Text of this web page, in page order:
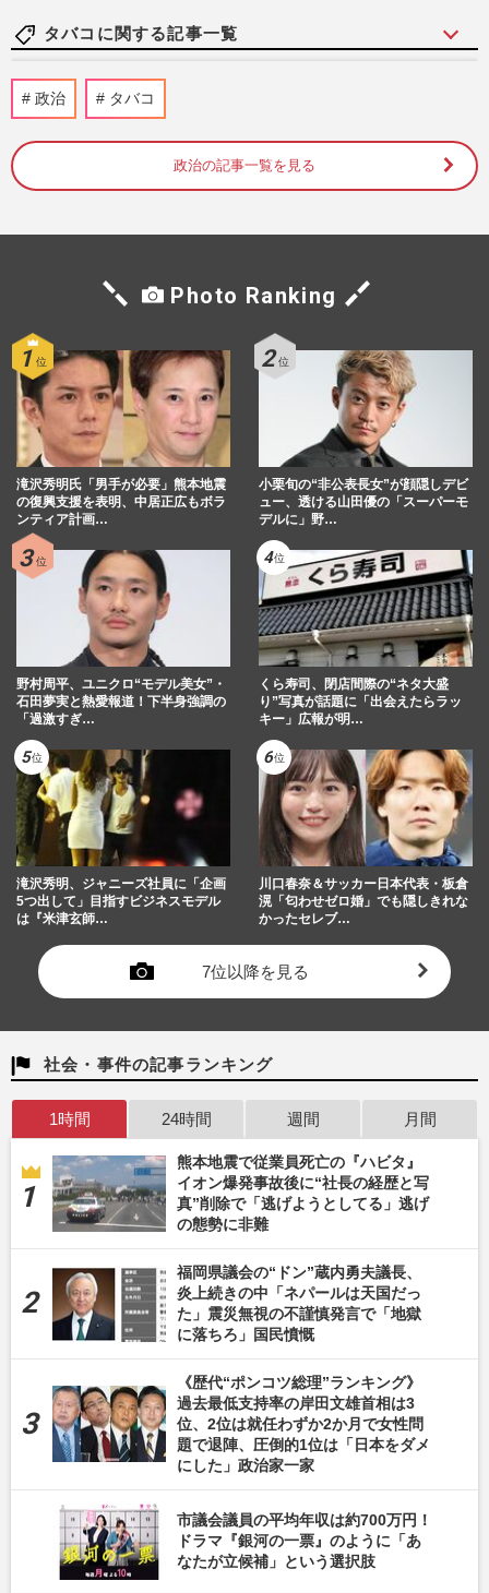
タバコに関する記事一覧
煙者による多額の税金支出を訴えるも、タ
週刊女性PRIME 8時間前
こ”逮捕から半年で野球再開！『宮崎灼熱
週刊女性PRIME
広島カープ・矢野雅哉と前川誠太に家宅捜
索、羽月隆太郎の証言「ゾンビたばこ購入
の６人」残る１人は同ポジ…
週刊女性PRIME
青森山田高校サッカー部員の飲酒・喫煙を
「校則違反」とした校長、反省を活かせな
かった「４年前の飲酒騒動…
週刊女性PRIME 2026/7/22
マツダスタジアムから「カープ女子」も消
えた…深谷ファン離れの背景に成績不振と
スター不在、ゾンビたばこ…
週刊女性PRIME 2026/7/16
政治 タバコ
政治の記事一覧を見る
Photo Ranking
滝沢秀明氏「男手が必要」熊本地震
の復興支援を表明、中居正広もボラ
ンティア計画…
小栗旬の“非公表長女”が顔隠しデビ
ュー、透ける山田優の「スーパーモ
デルに」野…
野村周平、ユニクロ“モデル美女”・
石田夢実と熱愛報道！下半身強調の
「過激すぎ…
くら寿司、閉店間際の“ネタ大盛
り”写真が話題に「出会えたらラッ
キー」広報が明…
滝沢秀明、ジャニーズ社員に「企画
5つ出して」目指すビジネスモデル
は『米津玄師…
川口春奈＆サッカー日本代表・板倉
滉「匂わせゼロ婚」でも隠しきれな
かったセレブ…
7位以降を見る
社会・事件の記事ランキング
1時間 24時間 週間 月間
熊本地震で従業員死亡の『ハビタ』
イオン爆発事故後に“社長の経歴と写
真”削除で「逃げようとしてる」逃げ
の態勢に非難
福岡県議会の“ドン”蔵内勇夫議長、
炎上続きの中「ネパールは天国だっ
た」震災無視の不謹慎発言で「地獄
に落ちろ」国民憤慨
《歴代“ポンコツ総理”ランキング》
過去最低支持率の岸田文雄首相は3
位、2位は就任わずか2か月で女性問
題で退陣、圧倒的1位は「日本をダメ
にした」政治家一家
市議会議員の平均年収は約700万円！
ドラマ『銀河の一票』のように「あ
なたが立候補」という選択肢